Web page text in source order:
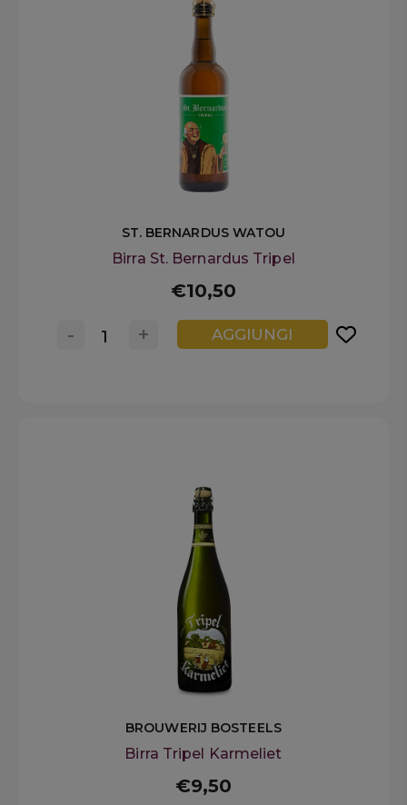
ST. BERNARDUS WATOU
Birra St. Bernardus Tripel
€10,50
+
- AGGIUNGI
BROUWERIJ BOSTEELS
Birra Tripel Karmeliet
€9,50